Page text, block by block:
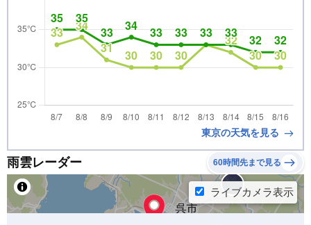
東京の天気を見る
雨雲レーダー 60時間先まで見る